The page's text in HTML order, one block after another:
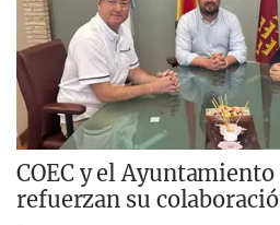
COEC y el
refuerzan su